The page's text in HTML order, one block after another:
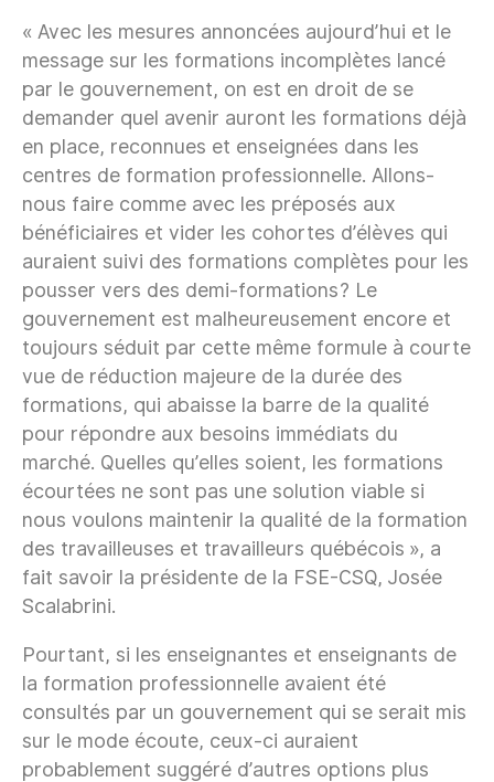
« Avec les mesures annoncées aujourd’hui et le
message sur les formations incomplètes lancé
par le gouvernement, on est en droit de se
demander quel avenir auront les formations déjà
en place, reconnues et enseignées dans les
centres de formation professionnelle. Allons-
nous faire comme avec les préposés aux
bénéficiaires et vider les cohortes d’élèves qui
auraient suivi des formations complètes pour les
pousser vers des demi-formations? Le
gouvernement est malheureusement encore et
toujours séduit par cette même formule à courte
vue de réduction majeure de la durée des
formations, qui abaisse la barre de la qualité
pour répondre aux besoins immédiats du
marché. Quelles qu’elles soient, les formations
écourtées ne sont pas une solution viable si
nous voulons maintenir la qualité de la formation
des travailleuses et travailleurs québécois », a
fait savoir la présidente de la FSE-CSQ, Josée
Scalabrini.
Pourtant, si les enseignantes et enseignants de
la formation professionnelle avaient été
consultés par un gouvernement qui se serait mis
sur le mode écoute, ceux-ci auraient
probablement suggéré d’autres options plus